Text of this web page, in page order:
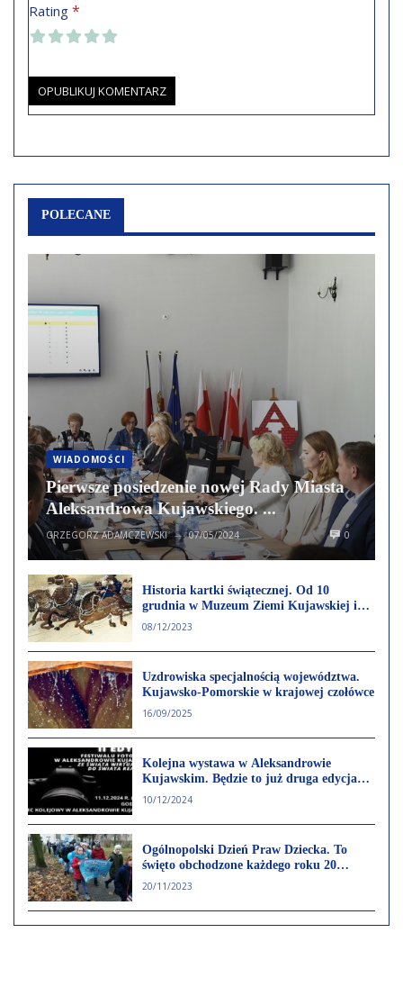
Rating *
POLECANE
WIADOMOŚCI
Pierwsze posiedzenie nowej Rady Miasta
Aleksandrowa Kujawskiego. ...
GRZEGORZ ADAMCZEWSKI — 07/05/2024 0
Historia kartki świątecznej. Od 10
grudnia w Muzeum Ziemi Kujawskiej i
Dobrzyńskiej
08/12/2023
Uzdrowiska specjalnością województwa.
Kujawsko-Pomorskie w krajowej czołówce
16/09/2025
Kolejna wystawa w Aleksandrowie
Kujawskim. Będzie to już druga edycja
Festiwalu Fotografii
10/12/2024
Ogólnopolski Dzień Praw Dziecka. To
święto obchodzone każdego roku 20
listopada
20/11/2023